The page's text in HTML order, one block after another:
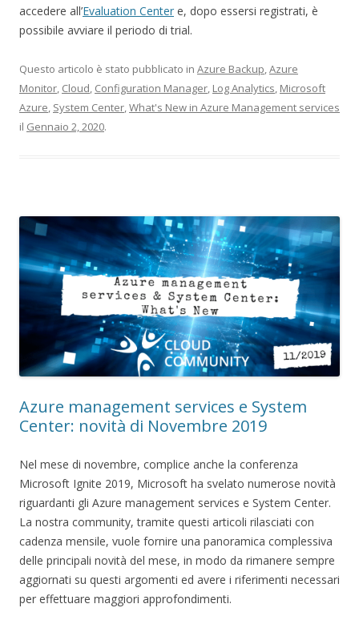
accedere all’Evaluation Center e, dopo essersi registrati, è
possibile avviare il periodo di trial.
Questo articolo è stato pubblicato in Azure Backup,Azure
Monitor, Cloud, Configuration Manager, Log Analytics, Microsoft
Azure, System Center,What's New in Azure Management services
il Gennaio 2, 2020.
Azure management services e System
Center: novità di Novembre 2019
Nel mese di novembre, complice anche la conferenza
Microsoft Ignite 2019, Microsoft ha svelato numerose novità
riguardanti gli Azure management services e System Center.
La nostra community, tramite questi articoli rilasciati con
cadenza mensile, vuole fornire una panoramica complessiva
delle principali novità del mese, in modo da rimanere sempre
aggiornati su questi argomenti ed avere i riferimenti necessari
per effettuare maggiori approfondimenti.